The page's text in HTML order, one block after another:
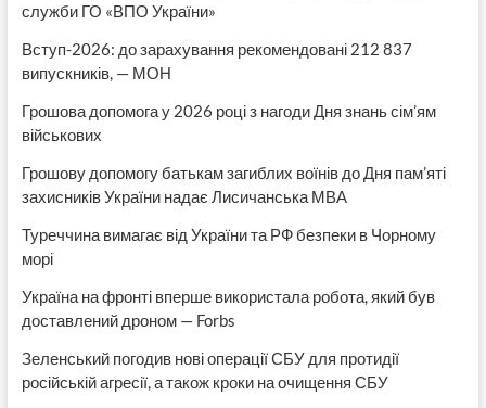
служби ГО «ВПО України»
Вступ-2026: до зарахування рекомендовані 212 837
випускників, — МОН
Грошова допомога у 2026 році з нагоди Дня знань сім’ям
військових
Грошову допомогу батькам загиблих воїнів до Дня пам’яті
захисників України надає Лисичанська МВА
Туреччина вимагає від України та РФ безпеки в Чорному
морі
Україна на фронті вперше використала робота, який був
доставлений дроном — Forbs
Зеленський погодив нові операції СБУ для протидії
російській агресії, а також кроки на очищення СБУ